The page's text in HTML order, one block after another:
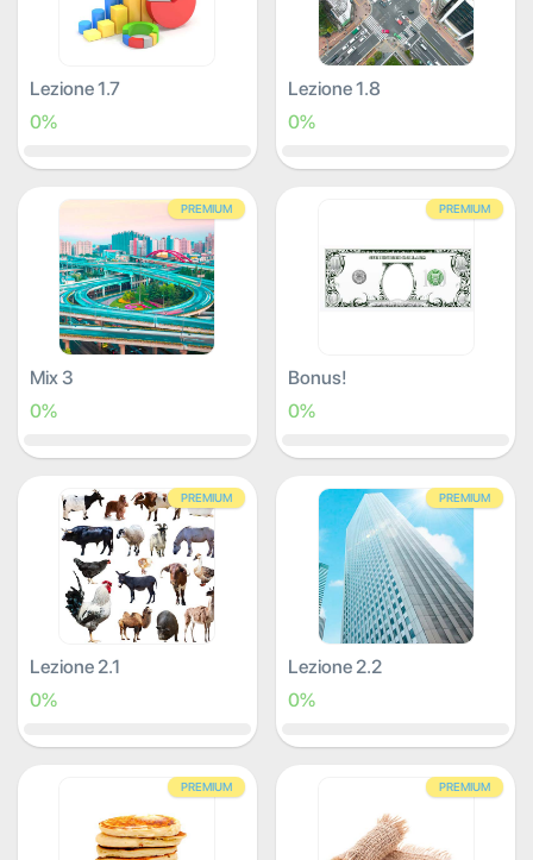
Lezione 1.7
0%
Lezione 1.8
0%
PREMIUM
Mix 3
0%
PREMIUM
Bonus!
0%
PREMIUM
Lezione 2.1
0%
PREMIUM
Lezione 2.2
0%
PREMIUM PREMIUM